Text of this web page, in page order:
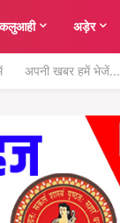
कलुआही अड़ेर
अपनी खबर हमें भेजें...